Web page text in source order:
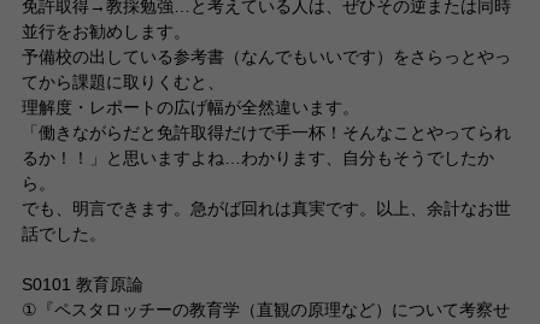
免許取得→教採勉強…と考えている人は、ぜひその逆または同時
並行をお勧めします。
予備校の出している参考書（なんでもいいです）をさらっとやっ
てから課題に取りくむと、
理解度・レポートの広げ幅が全然違います。
「働きながらだと免許取得だけで手一杯！そんなことやってられ
るか！！」と思いますよね…わかります、自分もそうでしたか
ら。
でも、明言できます。急がば回れは真実です。以上、余計なお世
話でした。
S0101 教育原論
①『ペスタロッチーの教育学（直観の原理など）について考察せ